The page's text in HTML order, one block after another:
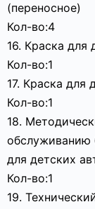
(переносное)
Кол-во:4
16. Краска
Кол-во:1
17. Краска для
Кол-во:1
18.
обслуживанию
для детских
Кол-во:1
19.